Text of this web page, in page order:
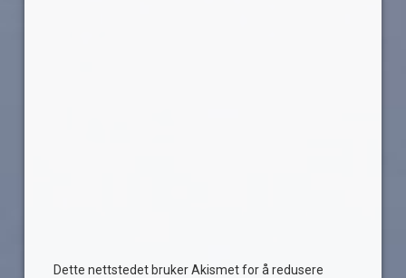
Dette nettstedet bruker Akismet for å redusere